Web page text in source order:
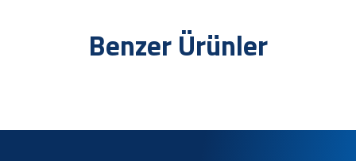
Benzer Ürünler